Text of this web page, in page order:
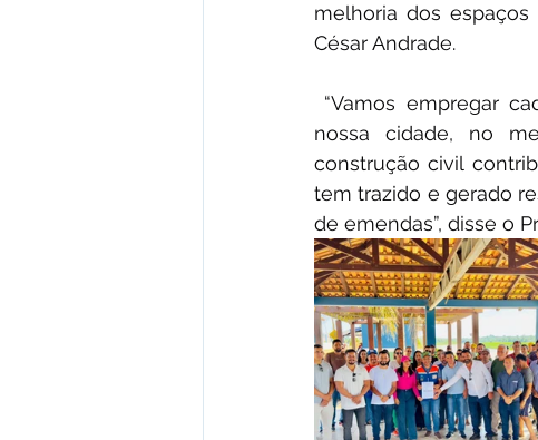
melhoria dos
César Andrade.
“Vamos empregar
nossa cidade, no
construção civil
tem trazido e gerado
de emendas”, disse o